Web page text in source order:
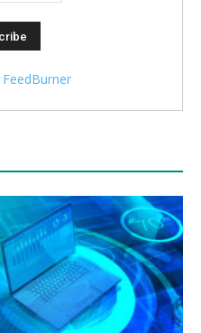
FeedBurner